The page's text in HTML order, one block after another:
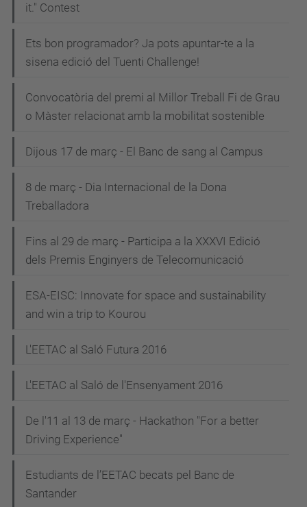
it." Contest
Ets bon programador? Ja pots apuntar-te a la
sisena edició del Tuenti Challenge!
Convocatòria del premi al Millor Treball Fi de Grau
o Màster relacionat amb la mobilitat sostenible
Dijous 17 de març - El Banc de sang al Campus
8 de març - Dia Internacional de la Dona
Treballadora
Fins al 29 de març - Participa a la XXXVI Edició
dels Premis Enginyers de Telecomunicació
ESA-EISC: Innovate for space and sustainability
and win a trip to Kourou
L'EETAC al Saló Futura 2016
L'EETAC al Saló de l'Ensenyament 2016
De l'11 al 13 de març - Hackathon "For a better
Driving Experience"
Estudiants de l’EETAC becats pel Banc de
Santander